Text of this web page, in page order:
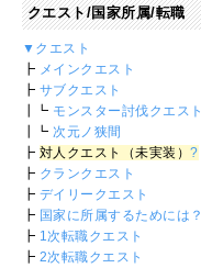
クエスト/国家所属/転職
▼クエスト
┣ メインクエスト
┣ サブクエスト
┃┗ モンスター討伐クエスト
┃┗ 次元ノ狭間
┣ 対人クエスト（未実装）?
┣ クランクエスト
┣ デイリークエスト
┣ 国家に所属するためには？
┣ 1次転職クエスト
┣ 2次転職クエスト